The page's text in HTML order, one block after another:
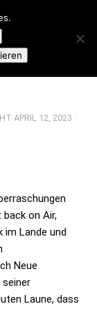
APRIL 12, 2023 ·
on Air,
im Lande und
Neue
seiner
Laune, dass